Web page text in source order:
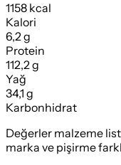
1158 kcal
Kalori
6,2 g
Protein
112,2 g
Yağ
34,1 g
Karbonhidrat
Değerler malzeme
marka ve pişirme